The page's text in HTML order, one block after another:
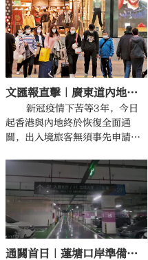
文匯報直擊｜廣東道內地客增 奢侈品店生意旺
新冠疫情下苦等3年，今日
起香港與內地終於恢復全面通
關，出入境旅客無須事先申請配
恢復有限度通關後，已有不少內
地旅客來港旅遊，全面復常通關
無疑為他們的行程更添方便，有
旅客直言感覺香港與內地的心理
距離更近了。
通關首日｜蓮塘口岸準備迎接首批通關旅客